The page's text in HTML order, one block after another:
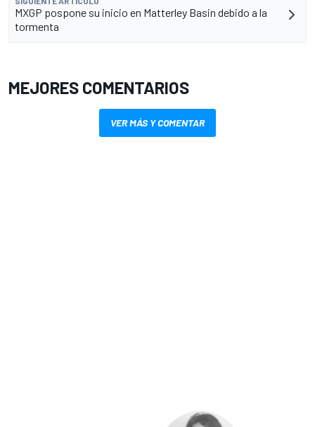
MXGP pospone su inicio en Matterley Basin debido a la
tormenta
MEJORES COMENTARIOS
VER MÁS Y COMENTAR